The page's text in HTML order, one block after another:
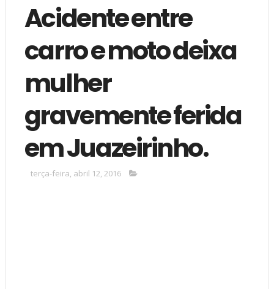
Acidente entre
carro e moto deixa
mulher
gravemente ferida
em Juazeirinho.
terça-feira, abril 12, 2016